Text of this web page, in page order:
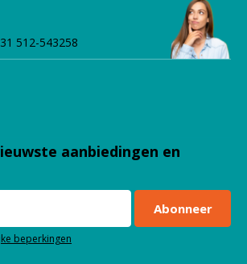
512-543258
aanbiedingen en
Abonneer
beperkingen